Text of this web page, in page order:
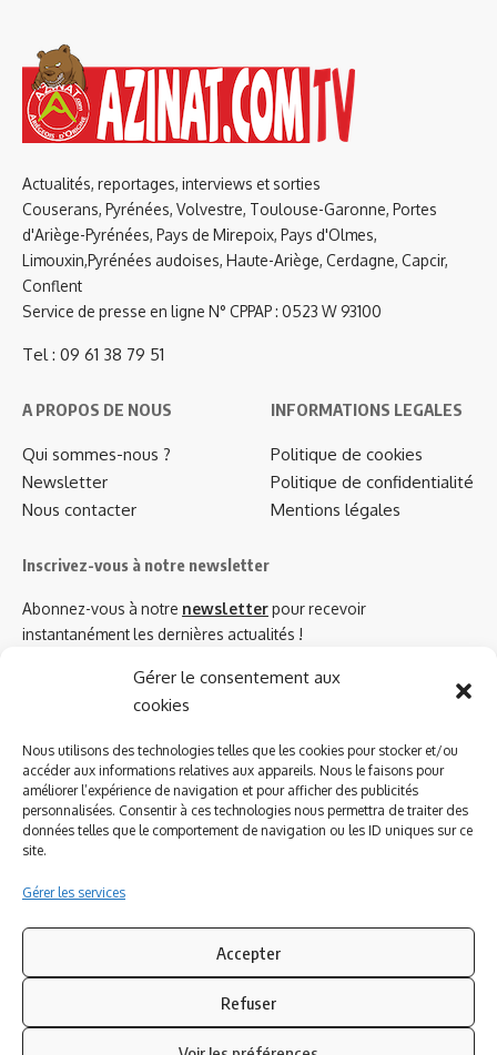
Gérer le consentement aux
cookies
Nous utilisons des technologies telles que les cookies pour stocker et/ou
accéder aux informations relatives aux appareils. Nous le faisons pour
améliorer l’expérience de navigation et pour afficher des publicités
personnalisées. Consentir à ces technologies nous permettra de traiter des
données telles que le comportement de navigation ou les ID uniques sur ce
site.
Gérer les services
Accepter
Refuser
Actualités, reportages, interviews et sorties
Couserans, Pyrénées, Volvestre, Toulouse-Garonne, Portes
d'Ariège-Pyrénées, Pays de Mirepoix, Pays d'Olmes,
Limouxin,Pyrénées audoises, Haute-Ariège, Cerdagne, Capcir,
Conflent
Service de presse en ligne N° CPPAP : 0523 W 93100
Tel : 09 61 38 79 51
A PROPOS DE NOUS
Qui sommes-nous ?
Newsletter
Nous contacter
INFORMATIONS LEGALES
Politique de cookies
Politique de confidentialité
Mentions légales
Inscrivez-vous à notre newsletter
Abonnez-vous à notre newsletterpour recevoir
instantanément les dernières actualités !
Azinat.com TV soutient
Suivez-nous